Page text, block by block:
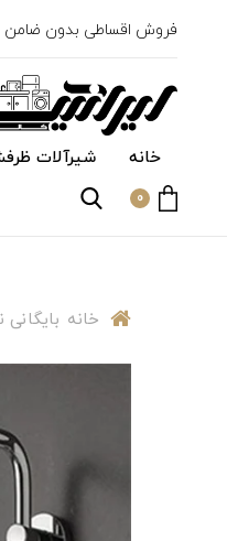
فروش اقساطی بدون ضامن
خانه شیرآلات
0
خانه